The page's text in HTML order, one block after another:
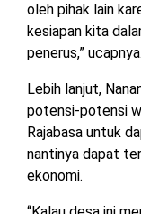
DPRD
WAYKANAN
PERIKLANAN
KEBIJAKAN
PRIVASI
SOSIAL
MEDIA
PEDOMAN
MEDIA
SIBER
REDAKSI
TENTANG
KAMI
oleh pihak lain
kesiapan kita
penerus,” ucapnya.
Lebih lanjut,
potensi-potensi
Rajabasa untuk
nantinya dapat
ekonomi.